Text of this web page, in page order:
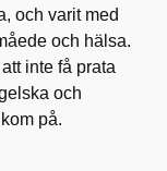
och varit med
och hälsa.
inte få prata
och
på.